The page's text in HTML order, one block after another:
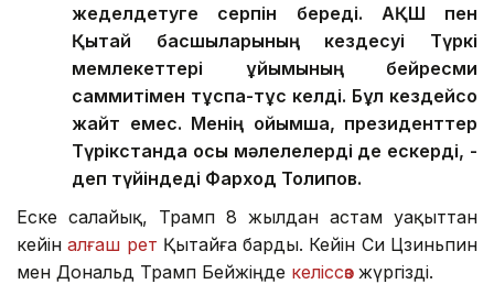
жеделдетуге серпін береді. АҚШ пен
Қытай басшыларының кездесуі Түркі
мемлекеттері ұйымының бейресми
саммитімен тұспа-тұс келді. Бұл кездейсоқ
жайт емес. Менің ойымша, президенттер
Түрікстанда осы мәлелелерді де ескерді, -
деп түйіндеді Фарход Толипов.
Еске салайық, Трамп 8 жылдан астам уақыттан
кейіналғаш рет Қытайға барды. Кейін Си Цзиньпин
мен Дональд Трамп Бейжіңде келіссөзжүргізді.